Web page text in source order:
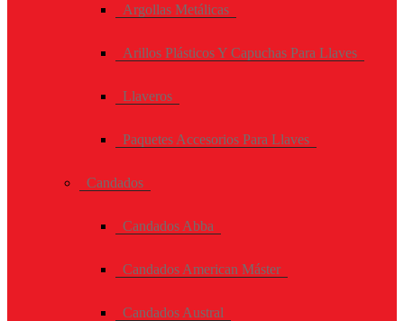
Argollas Metálicas
Arillos Plásticos Y Capuchas Para Llaves
Llaveros
Paquetes Accesorios Para Llaves
Candados
Candados Abba
Candados American Máster
Candados Austral